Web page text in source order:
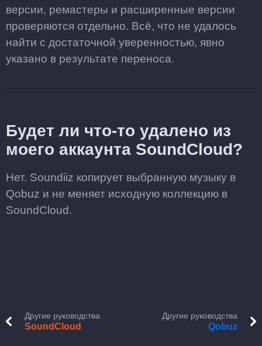
версии, ремастеры и расширенные версии
проверяются отдельно. Всё, что не удалось
найти с достаточной уверенностью, явно
указано в результате переноса.
Будет ли что-то удалено из
моего аккаунта SoundCloud?
Нет. Soundiiz копирует выбранную музыку в
Qobuz и не меняет исходную коллекцию в
SoundCloud.
Другие руководства
SoundCloud
Другие руководства
Qobuz